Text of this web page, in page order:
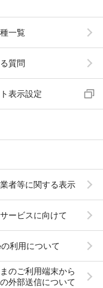
一覧
質問
表示設定
者等に関する表示
ービスに向けて
利用について
のご利用端末から
外部送信について